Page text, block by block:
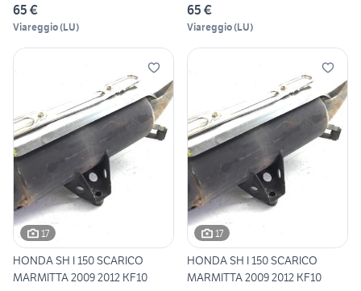
65 €
Viareggio(LU)
65 €
Viareggio(LU)
17
HONDA SH I 150 SCARICO
MARMITTA 2009 2012 KF10
17
HONDA SH I 150 SCARICO
MARMITTA 2009 2012 KF10